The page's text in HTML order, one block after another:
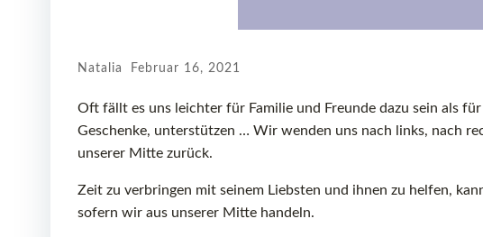
Natalia Februar 16, 2021
Oft fällt es uns leichter für Familie und Freunde dazu sein als
Geschenke, unterstützen … Wir wenden uns nach links, nach
unserer Mitte zurück.
Zeit zu verbringen mit seinem Liebsten und ihnen zu helfen,
sofern wir aus unserer Mitte handeln.